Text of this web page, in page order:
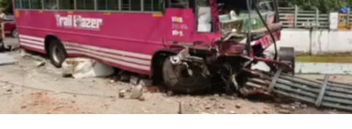
കുന്നംകുളത്ത് നിയന്ത്രണം നഷ്ടപ്പെട്ട സ്വകാര്യ ബസ് അഞ്ച്
വാഹനങ്ങളിൽ ഇടിച്ചു കയറി; രണ്ട് മരണം
തൃശൂർ: കുന്നംകുളത്ത് നിയന്ത്രണം വിട്ടെത്തിയ സ്വകാര്യ ബസ്
കാറും ഓട്ടോറിക്ഷയും ഉൾപ്പെടെ അഞ്ച്...